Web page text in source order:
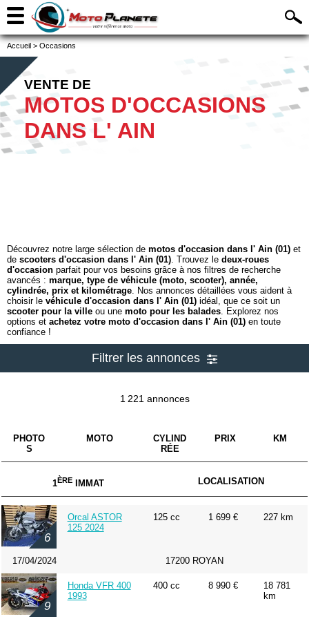
Accueil > Occasions
VENTE DE
MOTOS D'OCCASIONS
DANS L' AIN
Découvrez notre large sélection de motos d'occasion dans l' Ain (01) et
de scooters d'occasion dans l' Ain (01). Trouvez le deux-roues
d'occasion parfait pour vos besoins grâce à nos filtres de recherche
avancés : marque, type de véhicule (moto, scooter), année,
cylindrée, prix et kilométrage. Nos annonces détaillées vous aident à
choisir le véhicule d'occasion dans l' Ain (01) idéal, que ce soit un
scooter pour la ville ou une moto pour les balades. Explorez nos
options et achetez votre moto d'occasion dans l' Ain (01) en toute
confiance !
Filtrer les annonces
1 221 annonces
PHOTO
S
MOTO
CYLIND
RÉE
PRIX KM
1ÈREIMMAT LOCALISATION
6
Orcal ASTOR
125 2024
125 cc 1 699 € 227 km
17/04/2024 17200 ROYAN
9
Honda VFR 400
1993
400 cc 8 990 €
18 781
km